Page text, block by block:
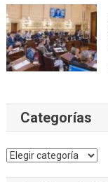
Categorías
Categorías